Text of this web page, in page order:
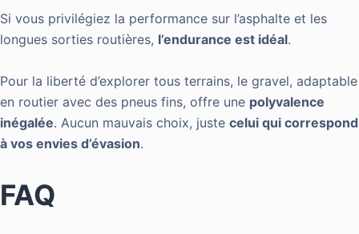
Si vous privilégiez la performance sur l’asphalte et les
longues sorties routières, l’endurance est idéal.
Pour la liberté d’explorer tous terrains, le gravel, adaptable
en routier avec des pneus fins, offre une polyvalence
inégalée. Aucun mauvais choix, juste celui qui correspond
à vos envies d’évasion.
FAQ